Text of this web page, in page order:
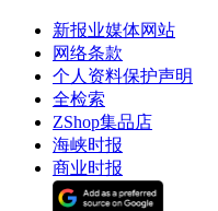
新报业媒体网站
网络条款
个人资料保护声明
全检索
ZShop集品店
海峡时报
商业时报